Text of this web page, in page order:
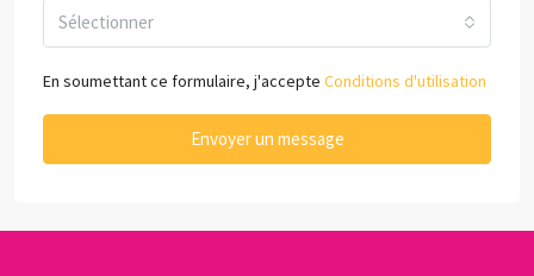
Sélectionner
En soumettant ce formulaire, j'accepte Conditions d'utilisation
Envoyer un message